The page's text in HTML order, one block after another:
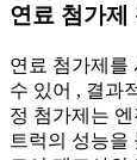
연료 첨가제
연료 첨가제를
수 있어 , 결과
정 첨가제는
트럭의 성능을